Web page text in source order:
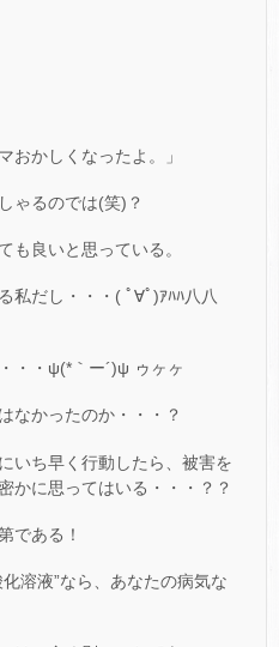
おかしくなったよ。」
ゃるのでは(笑)？
も良いと思っている。
私だし・・・( ﾟ∀ﾟ)ｱﾊﾊ八八
・・ψ(*｀ー´)ψ ゥヶヶ
なかったのか・・・？
いち早く行動したら、被害を
かに思ってはいる・・・？？
である！
溶液”なら、あなたの病気な